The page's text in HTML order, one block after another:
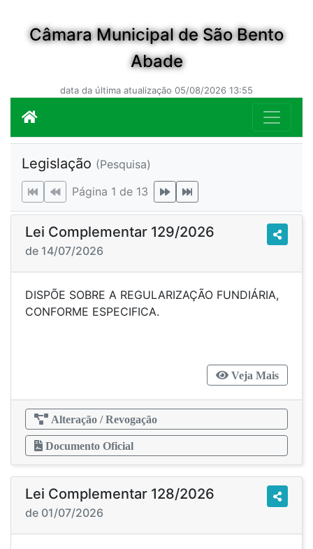
Câmara Municipal de São Bento
Abade
data da última atualização 05/08/2026 13:55
Legislação (Pesquisa)
Página 1 de 13
Lei Complementar 129/2026
de 14/07/2026
DISPÕE SOBRE A REGULARIZAÇÃO FUNDIÁRIA,
CONFORME ESPECIFICA.
Veja Mais
Alteração / Revogação
Documento Oficial
Lei Complementar 128/2026
de 01/07/2026